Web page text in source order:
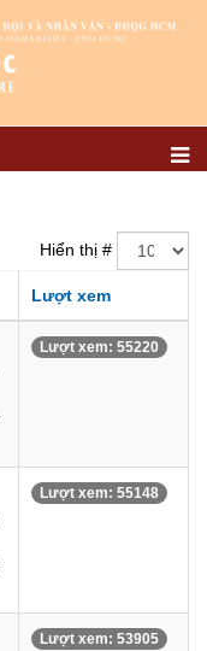
Hiển thị #
Lượt xem
Lượt xem: 55220
Lượt xem: 55148
Lượt xem: 53905